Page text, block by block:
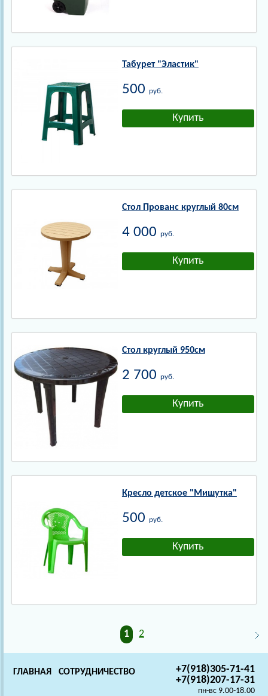
Табурет "Эластик"
500 руб.
Стол Прованс круглый 80см
4 000 руб.
Стол круглый 950см
2 700 руб.
Кресло детское "Мишутка"
500 руб.
1 2
+7(918)305-71-41
+7(918)207-17-31
пн-вс 9.00-18.00
ГЛАВНАЯ СОТРУДНИЧЕСТВО